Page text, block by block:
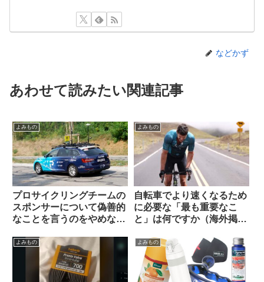
などかず
あわせて読みたい関連記事
よみもの
プロサイクリングチームの
スポンサーについて偽善的
なことを言うのをやめなさ
オン観察）
よみもの
自転車でより速くなるため
に必要な「最も重要なこ
と」は何ですか（海外掲示
よみもの よみもの